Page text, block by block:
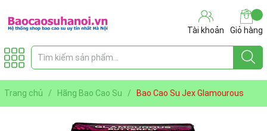
Tài khoản Giỏ hàng
Trang chủ / Hãng Bao Cao Su /
Bao Cao Su Jex Glamourous
Butterfly Hot Type